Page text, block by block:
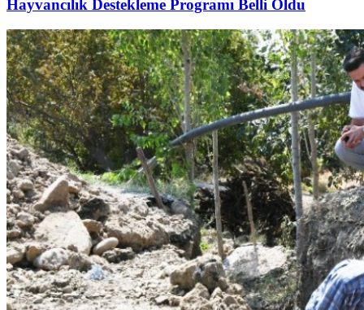
Hayvancılık Destekleme Programı Belli Oldu